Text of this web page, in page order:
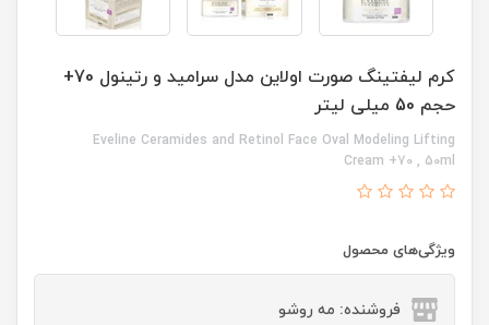
کرم لیفتینگ صورت اولاین مدل سرامید و رتینول 70+
حجم 50 میلی لیتر
Eveline Ceramides and Retinol Face Oval Modeling Lifting
Cream +70 , 50ml
ویژگی‌های محصول
فروشنده: مه رو‌شو